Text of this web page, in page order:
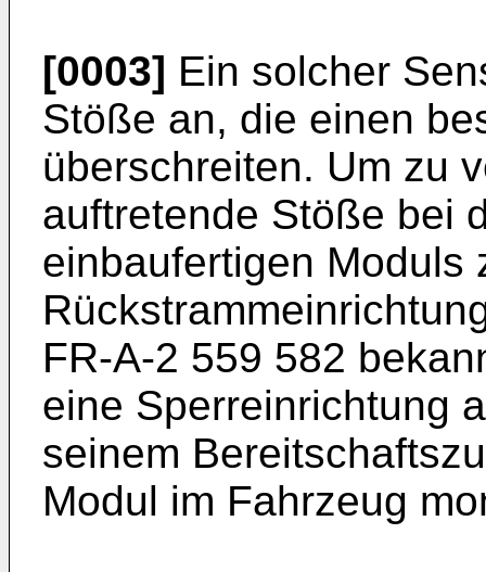
[0003] Ein solcher
Stöße an, die einen
überschreiten. Um zu
auftretende Stöße bei
einbaufertigen Moduls
FR-A-2 559 582
eine Sperreinrichtung
seinem
Modul im Fahrzeug